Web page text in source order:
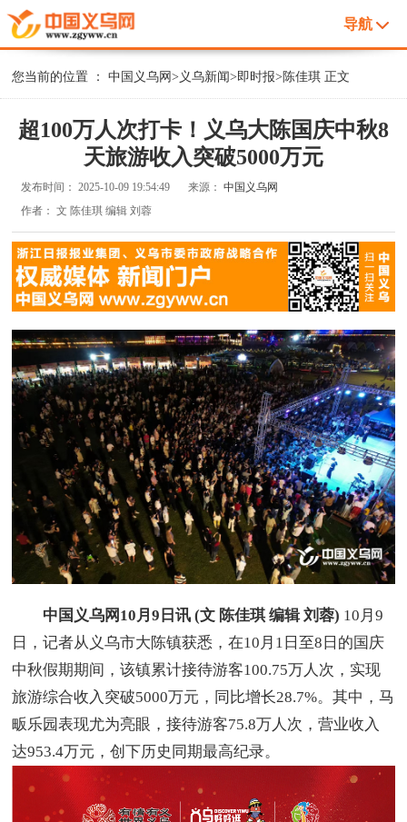
导航
您当前的位置 ：中国义乌网> 义乌新闻>即时报> 陈佳琪 正文
超100万人次打卡！义乌大陈国庆中秋8
天旅游收入突破5000万元
发布时间：2025-10-09 19:54:49 来源：中国义乌网
作者：文 陈佳琪 编辑 刘蓉
中国义乌网10月9日讯 (文 陈佳琪 编辑 刘蓉) 10月9
日，记者从义乌市大陈镇获悉，在10月1日至8日的国庆
中秋假期期间，该镇累计接待游客100.75万人次，实现
旅游综合收入突破5000万元，同比增长28.7%。其中，马
畈乐园表现尤为亮眼，接待游客75.8万人次，营业收入
达953.4万元，创下历史同期最高纪录。